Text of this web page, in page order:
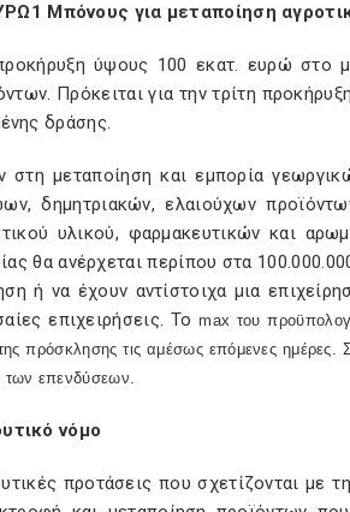
Μπόνους για μεταποίηση
προκήρυξη ύψους 100 εκατ. ευρώ στο
Πρόκειται για την τρίτη
δράσης.
μεταποίηση και εμπορία
δημητριακών, ελαιούχων
υλικού, φαρμακευτικών και
θα ανέρχεται περίπου στα
ή να έχουν αντίστοιχα μια
επιχειρήσεις. Τοmax του
πρόσκλησης τις αμέσως επόμενες ημέρες.
των επενδύσεων.
νόμο
προτάσεις που σχετίζονται με